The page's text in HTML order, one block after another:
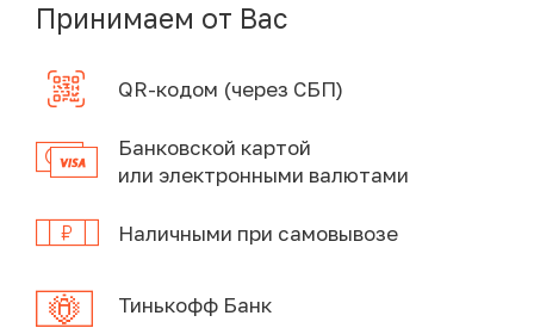
Принимаем от Вас
QR-кодом (через СБП)
Банковской картой
или электронными валютами
Наличными при самовывозе
Тинькофф Банк